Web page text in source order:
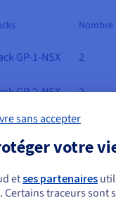
GP-1-NSX 2
GP-2-NSX
2
GP-3-NSX
2
sans accepter
votre
etses partenaires
Certains traceurs sont